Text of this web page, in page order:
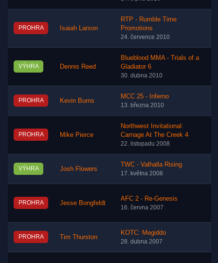
PROHRA Isaiah Larson
RTP - Rumble Time
Promotions
24. července 2010
VÝHRA Dennis Reed
Blueblood MMA - Trials of a
Gladiator 6
30. dubna 2010
PROHRA Kevin Burns
MCC 25 - Inferno
13. března 2010
PROHRA Mike Pierce
Northwest Invitational:
Carnage At The Creek 4
22. listopadu 2008
VÝHRA Josh Flowers
TWC - Valhalla Rising
17. května 2008
PROHRA Jesse Bongfeldt
AFC 2 - Re-Genesis
16. června 2007
PROHRA Tim Thurston
KOTC: Megiddo
28. dubna 2007